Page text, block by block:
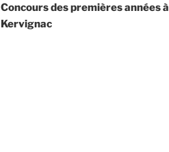
de
l’article
précédent
Concours des premières années à
Kervignac